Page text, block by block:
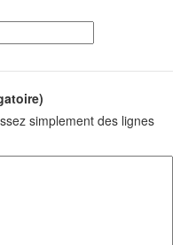
simplement des lignes